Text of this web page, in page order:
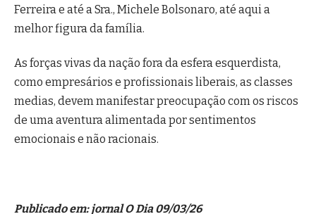
Ferreira e até a Sra., Michele Bolsonaro, até aqui a
melhor figura da família.
As forças vivas da nação fora da esfera esquerdista,
como empresários e profissionais liberais, as classes
medias, devem manifestar preocupação com os riscos
de uma aventura alimentada por sentimentos
emocionais e não racionais.
Publicado em: jornal O Dia 09/03/26